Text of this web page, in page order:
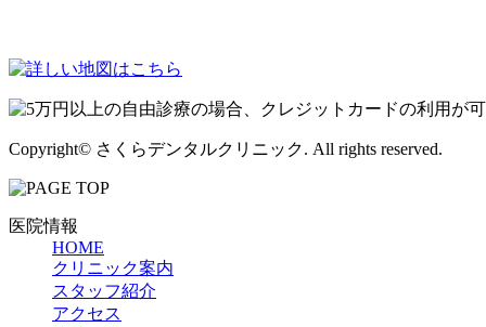
Copyright© さくらデンタルクリニック. All rights reserved.
医院情報
HOME
クリニック案内
スタッフ紹介
アクセス